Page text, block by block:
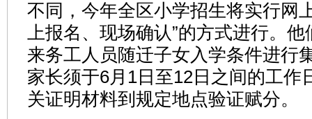
不同，今年全区小学招生将实行网
上报名、现场确认”的方式进行。
来务工人员随迁子女入学条件进行
家长须于6月1日至12日之间的工作
关证明材料到规定地点验证赋分。